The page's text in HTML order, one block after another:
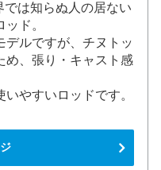
は知らぬ人の居ない
ド。
デルですが、チヌトッ
め、張り・キャスト感
やすいロッドです。